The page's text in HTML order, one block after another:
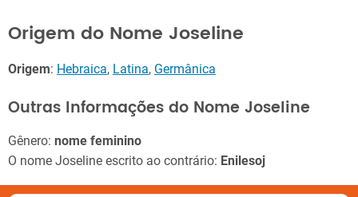
Origem do Nome Joseline
Origem: Hebraica, Latina, Germânica
Outras Informações do Nome Joseline
Gênero: nome feminino
O nome Joseline escrito ao contrário: Enilesoj